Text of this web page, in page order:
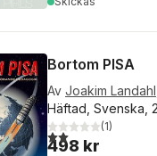
Bortom PISA
Av Joakim Landahl
Häftad, Svenska,
2,0utav 5 stjärnor.
(1)
498 kr